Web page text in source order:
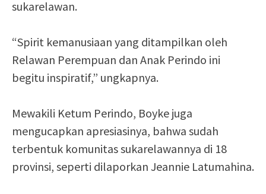
sukarelawan.
“Spirit kemanusiaan yang ditampilkan oleh
Relawan Perempuan dan Anak Perindo ini
begitu inspiratif,” ungkapnya.
Mewakili Ketum Perindo, Boyke juga
mengucapkan apresiasinya, bahwa sudah
terbentuk komunitas sukarelawannya di 18
provinsi, seperti dilaporkan Jeannie Latumahina.